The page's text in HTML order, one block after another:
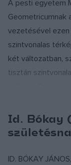
Budapesten már
majd 1990-ig,
szerkesztőség
irodalmi
tagja volt az
Akadémiának.
Csaba Klári:
A pesti egyetem
Geometricumnak
vezetésével
szintvonalas
két változatban,
tisztán
szintvonalas
műszaki és
Id. Bókay
ID. BÓKAY